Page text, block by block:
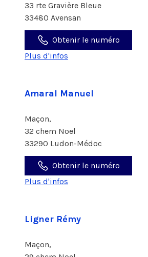
33 rte Gravière Bleue
33480 Avensan
Obtenir le numéro
Plus d'infos
Amaral Manuel
Maçon,
32 chem Noel
33290 Ludon-Médoc
Obtenir le numéro
Plus d'infos
Ligner Rémy
Maçon,